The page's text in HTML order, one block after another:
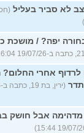
לא סביר בעליל
יפה? / מושכת
אחרי החלום?
מדהימה אבל חושק